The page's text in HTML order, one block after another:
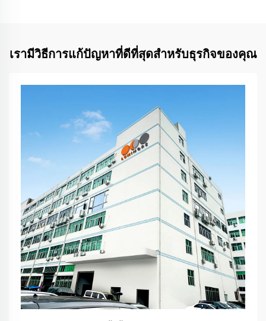
เรามีวิธีการแก้ปัญหาที่ดีที่สุดสำหรับธุรกิจของคุณ